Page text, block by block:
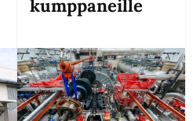
kumppaneille